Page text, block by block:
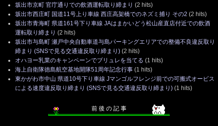
坂出市京町 官庁通りでの飲酒運転取り締まり (2 hits)
坂出市西庄町 国道11号上り車線 西庄高架橋でのネズミ捕り その2 (2 hits)
坂出市青海町 県道161号下り車線 JAはまかいどう松山産直店付近での飲酒
運転取り締まり (2 hits)
坂出市与島町 瀬戸中央自動車道与島パーキングエリアでの整備不良違反取り
締まり (SNSで見る交通違反取り締まり) (2 hits)
オハヨー乳業のキャンペーンでブリュレを当てる (1 hits)
海上自衛隊徳島航空基地開隊51周年記念行事 (1 hits)
東かがわ市中山 県道10号下り車線 Jマンゴルフレンジ前での可搬式オービス
による速度違反取り締まり (SNSで見る交通違反取り締まり) (1 hits)
前 後 の 記 事